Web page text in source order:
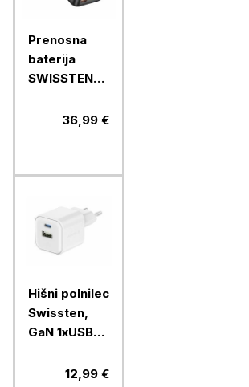
Prenosna
baterija
SWISSTEN
II 2000036,99 €
Hišni polnilec
Swissten,
GaN 1xUSB-C
PD,1xUSB-A
12,99 €